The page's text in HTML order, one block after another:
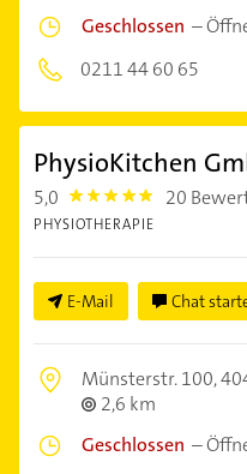
Geschlossen –
0211 44 60 65
PhysioKitchen
5,0 5.0 20
PHYSIOTHERAPIE
E-Mail Chat
Münsterstr. 100,
2,6 km
Geschlossen –